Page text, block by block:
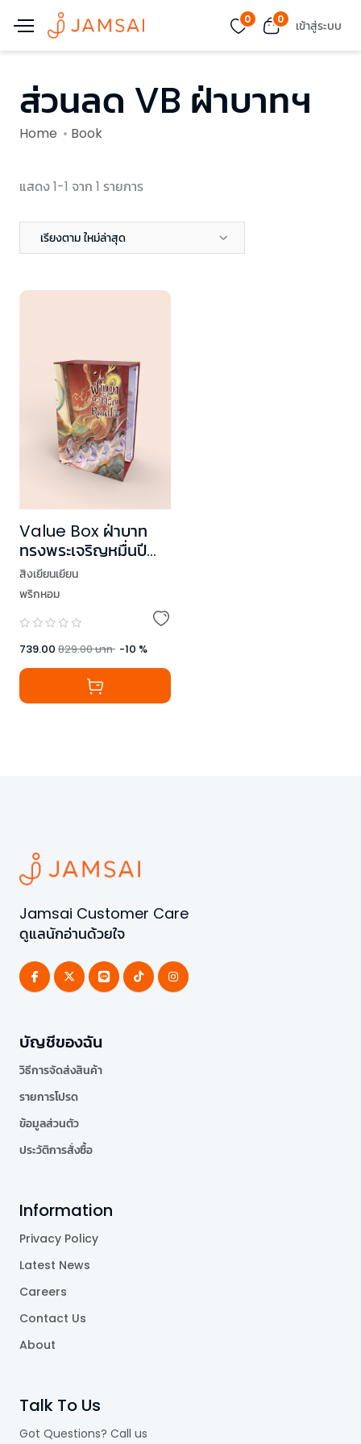
0 0 เข้าสู่ระบบ
ส่วนลด VB ฝ่าบาทฯ
Home Book
แสดง 1-1 จาก 1 รายการ
เรียงตาม ใหม่ล่าสุด
Value Box ฝ่าบาท
ทรงพระเจริญหมื่นปี
(เล่ม 4 + Box)
สิงเยียนเยียน
พริกหอม
739.00 829.00บาท -10 %
Jamsai Customer Care
ดูแลนักอ่านด้วยใจ
บัญชีของฉัน
วิธีการจัดส่งสินค้า
รายการโปรด
ข้อมูลส่วนตัว
ประวัติการสั่งซื้อ
Information
Privacy Policy
Latest News
Careers
Contact Us
About
Talk To Us
Got Questions? Call us